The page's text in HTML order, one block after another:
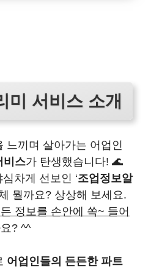
미 서비스 소개
느끼며 살아가는 어업인
비스가 탄생했습니다! 🌊
차게 선보인 ‘조업정보알
뭘까요? 상상해 보세요.
정보를 손안에 쏙~ 들어
? ^^
어업인들의 든든한 파트